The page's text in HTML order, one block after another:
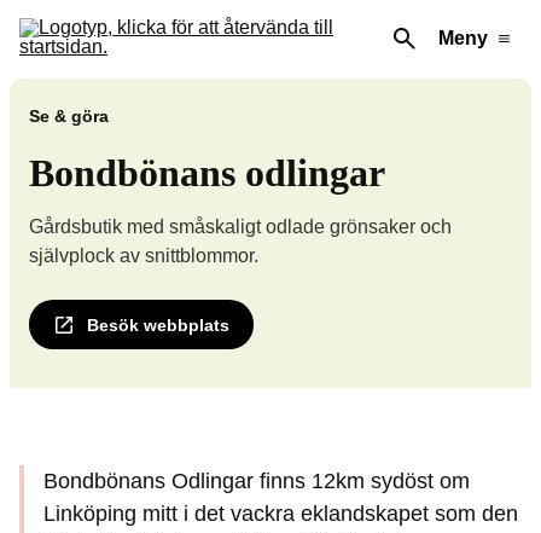
Meny
Se & göra
Bondbönans odlingar
Gårdsbutik med småskaligt odlade grönsaker och
självplock av snittblommor.
Besök webbplats
Bondbönans Odlingar finns 12km sydöst om
Linköping mitt i det vackra eklandskapet som den